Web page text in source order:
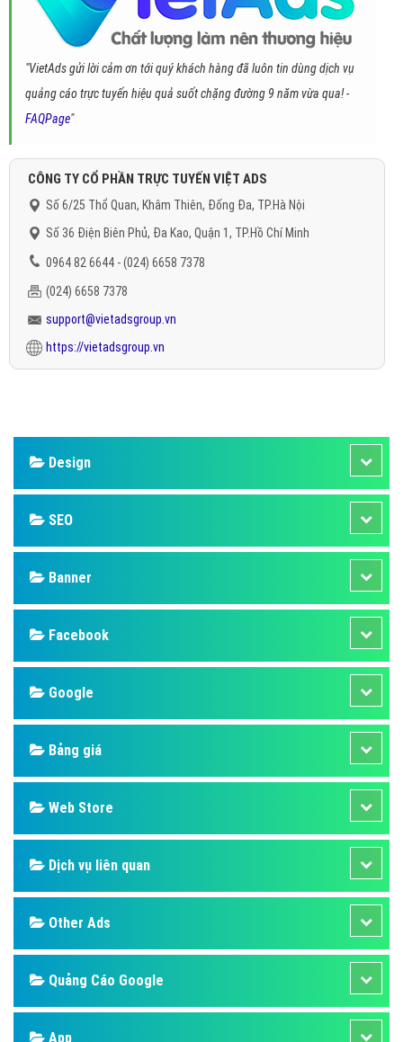
"VietAds gửi lời cảm ơn tới quý khách hàng đã luôn tin dùng dịch vụ
quảng cáo trực tuyến hiệu quả suốt chặng đường 9 năm vừa qua! -
FAQPage"
CÔNG TY CỔ PHẦN TRỰC TUYẾN VIỆT ADS
Số 6/25 Thổ Quan, Khâm Thiên, Đống Đa, TP.Hà Nội
Số 36 Điện Biên Phủ, Đa Kao, Quận 1, TP.Hồ Chí Minh
0964 82 6644 - (024) 6658 7378
(024) 6658 7378
support@vietadsgroup.vn
https://vietadsgroup.vn
Design
SEO
Banner
Facebook